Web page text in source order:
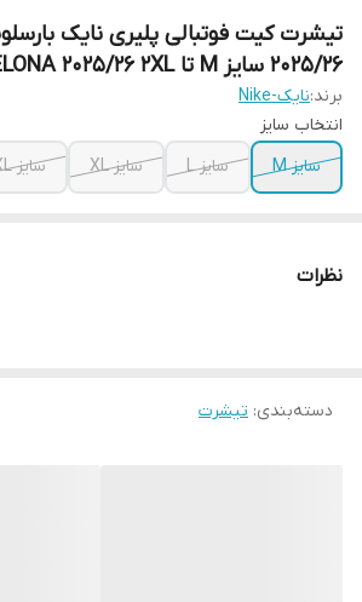
تیشرت کیت فوتبالی پلیری نایک
2025/26 سایز M تا NIKE BARCELONA 2025/26 2XL
برند:نایک-Nike
انتخاب سایز
سایز M
سایز L سایز XL سایز 2XL
نظرات
دسته‌بندی: تیشرت